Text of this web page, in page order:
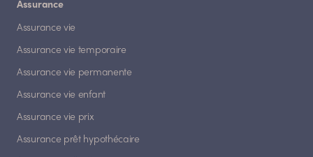
Assurance
Assurance vie
Assurance vie temporaire
Assurance vie permanente
Assurance vie enfant
Assurance vie prix
Assurance prêt hypothécaire